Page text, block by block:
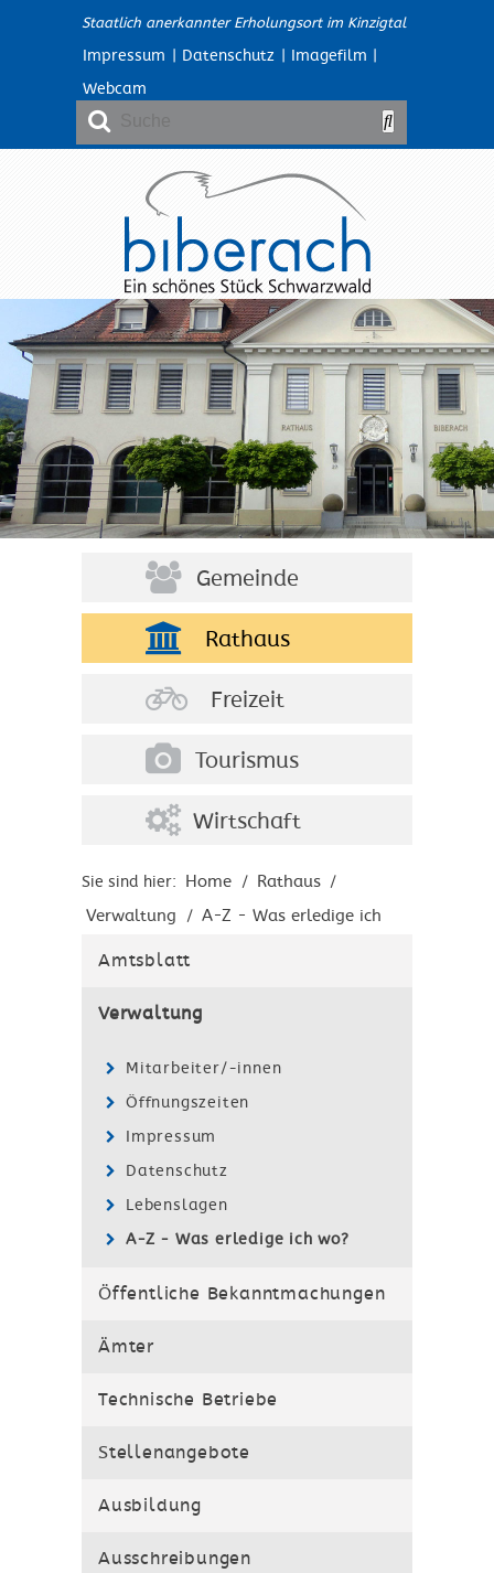
Staatlich anerkannter Erholungsort im Kinzigtal
Impressum | Datenschutz | Imagefilm |
Webcam
Gemeinde
Rathaus
Freizeit
Tourismus
Wirtschaft
Sie sind hier: Home / Rathaus /
Verwaltung / A-Z - Was erledige ich
Amtsblatt
Verwaltung
Mitarbeiter/-innen
Öffnungszeiten
Impressum
Datenschutz
Lebenslagen
A-Z - Was erledige ich wo?
Öffentliche Bekanntmachungen
Ämter
Technische Betriebe
Stellenangebote
Ausbildung
Ausschreibungen